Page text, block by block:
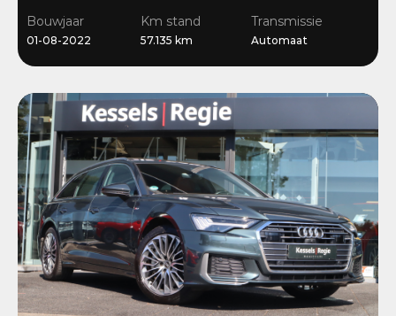
Stoelverwarming
Bouwjaar
01-08-2022
Km stand
57.135 km
Transmissie
Automaat